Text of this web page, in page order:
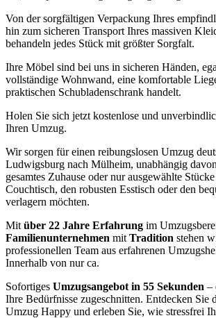
Von der sorgfältigen Verpackung Ihres
hin zum sicheren Transport Ihres massiven
behandeln jedes Stück mit größter Sorgfalt.
Ihre Möbel sind bei uns in sicheren Händen,
vollständige Wohnwand, eine komfortable
praktischen Schubladenschrank handelt.
Holen Sie sich jetzt kostenlose und
Ihren Umzug.
Wir sorgen für einen reibungslosen Umzug
Ludwigsburg nach Mülheim, unabhängig
gesamtes Zuhause oder nur ausgewählte
Couchtisch, den robusten Esstisch oder den
verlagern möchten.
Mit über 22 Jahre Erfahrung im
Familienunternehmen mit Tradition stehen
professionellen Team aus erfahrenen
Innerhalb von nur ca.
Sofortiges Umzugsangebot in 55 Sekunden –
Ihre Bedürfnisse zugeschnitten. Entdecken Sie
Umzug Happy und erleben Sie, wie stressfrei